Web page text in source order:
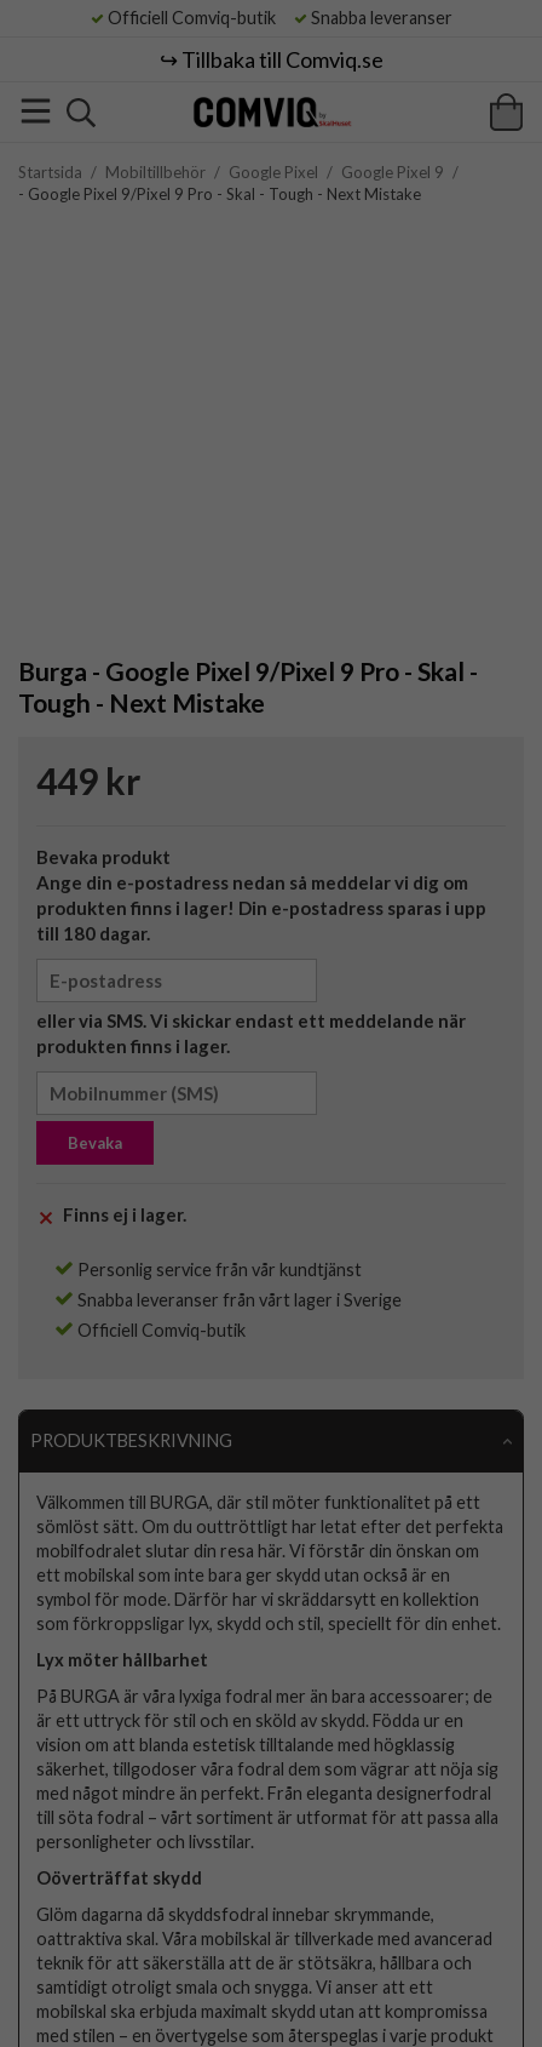
Officiell Comviq-butik Snabba leveranser
↪️ Tillbaka till Comviq.se
Startsida / Mobiltillbehör / Google Pixel / Google Pixel 9 /
- Google Pixel 9/Pixel 9 Pro - Skal - Tough - Next Mistake
Burga - Google Pixel 9/Pixel 9 Pro - Skal -
Tough - Next Mistake
449 kr
Bevaka produkt
Ange din e-postadress nedan så meddelar vi dig om
produkten finns i lager! Din e-postadress sparas i upp
till 180 dagar.
eller via SMS. Vi skickar endast ett meddelande när
produkten finns i lager.
Bevaka
Finns ej i lager.
Personlig service från vår kundtjänst
Snabba leveranser från vårt lager i Sverige
Officiell Comviq-butik
PRODUKTBESKRIVNING
Välkommen till BURGA, där stil möter funktionalitet på ett
sömlöst sätt. Om du outtröttligt har letat efter det perfekta
mobilfodralet slutar din resa här. Vi förstår din önskan om
ett mobilskal som inte bara ger skydd utan också är en
symbol för mode. Därför har vi skräddarsytt en kollektion
som förkroppsligar lyx, skydd och stil, speciellt för din enhet.
Lyx möter hållbarhet
På BURGA är våra lyxiga fodral mer än bara accessoarer; de
är ett uttryck för stil och en sköld av skydd. Födda ur en
vision om att blanda estetisk tilltalande med högklassig
säkerhet, tillgodoser våra fodral dem som vägrar att nöja sig
med något mindre än perfekt. Från eleganta designerfodral
till söta fodral – vårt sortiment är utformat för att passa alla
personligheter och livsstilar.
Oöverträffat skydd
Glöm dagarna då skyddsfodral innebar skrymmande,
oattraktiva skal. Våra mobilskal är tillverkade med avancerad
teknik för att säkerställa att de är stötsäkra, hållbara och
samtidigt otroligt smala och snygga. Vi anser att ett
mobilskal ska erbjuda maximalt skydd utan att kompromissa
med stilen – en övertygelse som återspeglas i varje produkt